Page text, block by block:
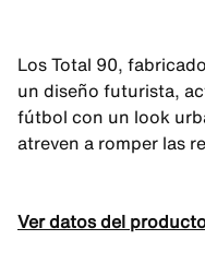
Los Total 90,
un diseño futurista,
fútbol con un look
atreven a romper las
Ver datos del